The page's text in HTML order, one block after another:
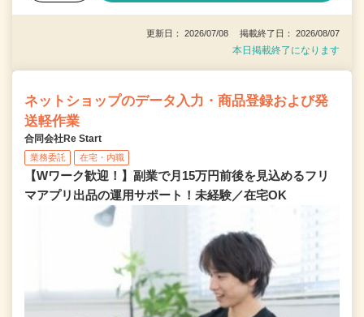
更新日： 2026/07/08 掲載終了日： 2026/08/07
本日掲載終了になります
ネットショップのデータ入力・商品登録および発
送軽作業
合同会社Re Start
業務委託 在宅・内職
【Wワーク歓迎！】副業で月15万円前後を見込めるフリ
マアプリ出品の運用サポート！未経験／在宅OK